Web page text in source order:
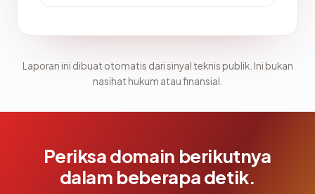
Laporan ini dibuat otomatis dari sinyal teknis publik. Ini bukan
nasihat hukum atau finansial.
Periksa domain berikutnya
dalam beberapa detik.